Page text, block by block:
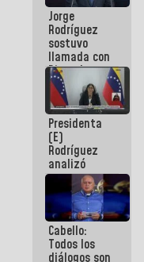
a servidores
públicos
Jorge
Rodríguez
sostuvo
llamada con
Dinorah
Figuera y
acuerdan
primer
encuentro
presencial
para el
diálogo
Presidenta
(E)
Rodríguez
analizó
junto a
gobernadores
planes de
recuperación
del Sistema
Eléctrico
Cabello:
Todos los
diálogos son